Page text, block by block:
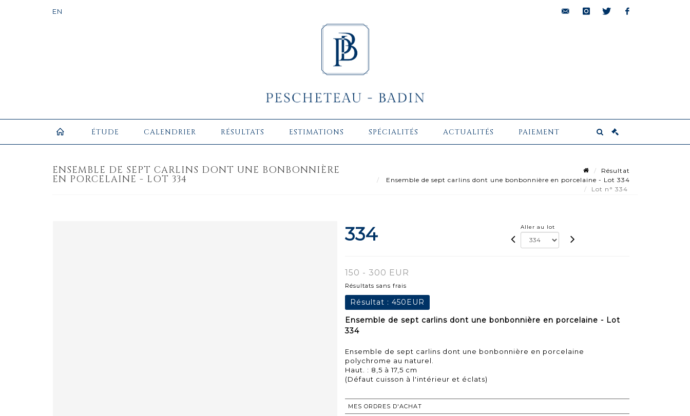
ÉTUDE CALENDRIER RÉSULTATS ESTIMATIONS SPÉCIALITÉS ACTUALITÉS PAIEMENT
ENSEMBLE DE SEPT CARLINS DONT UNE BONBONNIÈRE
EN PORCELAINE - LOT 334
Résultat
Ensemble de sept carlins dont une bonbonnière en porcelaine - Lot 334
Lot n° 334
334 Aller au lot
150 - 300 EUR
Résultats sans frais
Résultat : 450EUR
Ensemble de sept carlins dont une bonbonnière en porcelaine - Lot
334
Ensemble de sept carlins dont une bonbonnière en porcelaine
polychrome au naturel.
Haut. : 8,5 à 17,5 cm
MES ORDRES D'ACHAT